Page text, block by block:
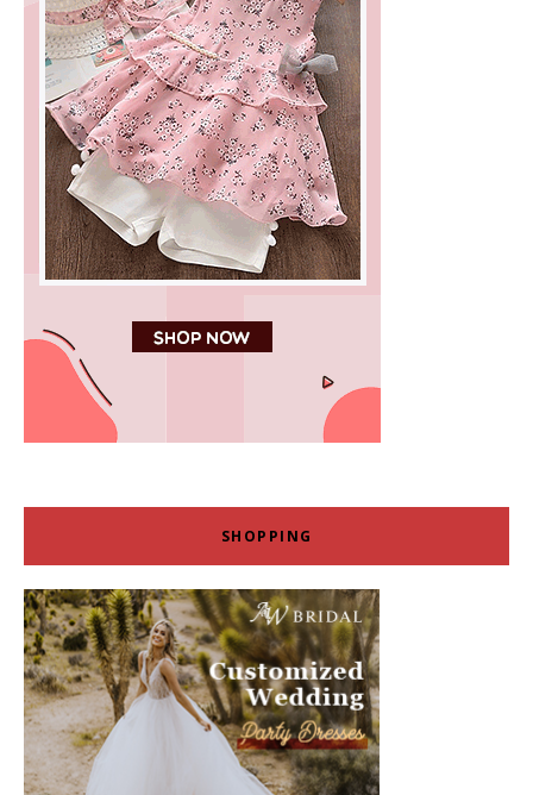
SHOPPING